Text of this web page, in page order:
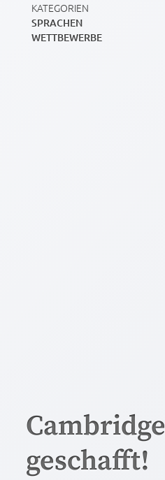
KATEGORIEN
SPRACHEN
WETTBEWERBE
Cambridge
geschafft!